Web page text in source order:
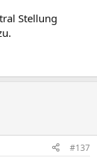
Stellung
#137